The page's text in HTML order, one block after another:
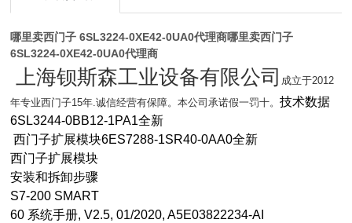
哪里卖西门子 6SL3224-0XE42-0UA0代理商哪里卖西门子
6SL3224-0XE42-0UA0代理商
上海钡斯森工业设备有限公司 成立于2012
年专业西门子15年.诚信经营有保障。本公司承诺假一罚十。技术数据
6SL3244-0BB12-1PA1全新
西门子扩展模块6ES7288-1SR40-0AA0全新
西门子扩展模块
安装和拆卸步骤
S7-200 SMART
60 系统手册, V2.5, 01/2020, A5E03822234-AI